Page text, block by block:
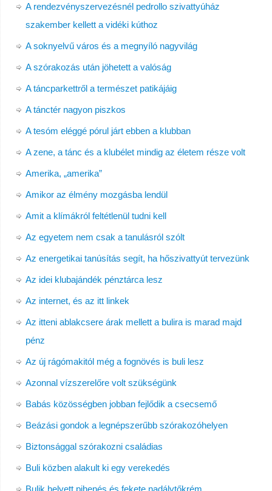
A rendezvényszervezésnél pedrollo szivattyúház
szakember kellett a vidéki kúthoz
A soknyelvű város és a megnyíló nagyvilág
A szórakozás után jöhetett a valóság
A táncparkettről a természet patikájáig
A tánctér nagyon piszkos
A tesóm eléggé pórul járt ebben a klubban
A zene, a tánc és a klubélet mindig az életem része volt
Amerika, „amerika”
Amikor az élmény mozgásba lendül
Amit a klímákról feltétlenül tudni kell
Az egyetem nem csak a tanulásról szólt
Az energetikai tanúsítás segít, ha hőszivattyút tervezünk
Az idei klubajándék pénztárca lesz
Az internet, és az itt linkek
Az itteni ablakcsere árak mellett a bulira is marad majd
pénz
Az új rágómakitól még a fognövés is buli lesz
Azonnal vízszerelőre volt szükségünk
Babás közösségben jobban fejlődik a csecsemő
Beázási gondok a legnépszerűbb szórakozóhelyen
Biztonsággal szórakozni családias
Buli közben alakult ki egy verekedés
Bulik helyett pihenés és fekete nadálytőkrém